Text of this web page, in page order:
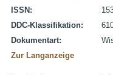
ISSN:
DDC-Klassifikation:
Dokumentart:
Zur Langanzeige